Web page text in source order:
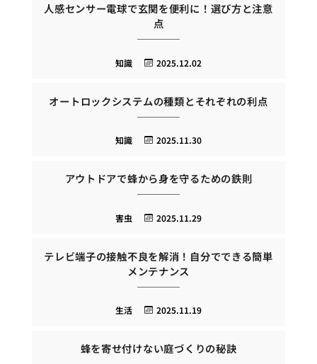
人感センサー電球で玄関を便利に！選び方と注意
点
2025.12.02
知識
オートロックシステムの種類とそれぞれの利点
2025.11.30
知識
アウトドアで蜂から身を守るための鉄則
2025.11.29
害虫
テレビ端子の接触不良を解消！自分でできる簡単
メンテナンス
2025.11.19
生活
蜂を寄せ付けない庭づくりの秘訣